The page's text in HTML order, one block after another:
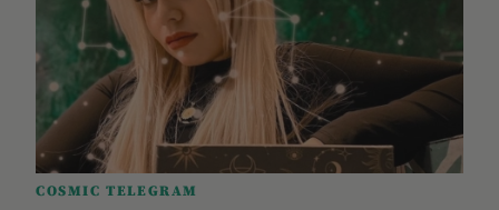
COSMIC TELEGRAM